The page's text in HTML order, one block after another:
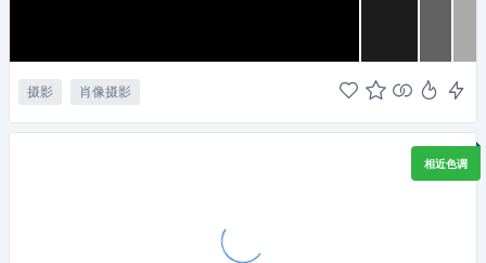
摄影 肖像摄影
相近色调